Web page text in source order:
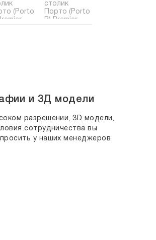
и 3Д модели
разрешении, 3D модели,
сотрудничества вы
у наших менеджеров